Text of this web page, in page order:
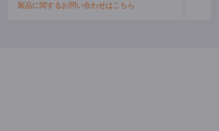
製品に関するお問い合わせはこちら